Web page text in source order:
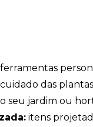
ferramentas
das
seu jardim ou
itens